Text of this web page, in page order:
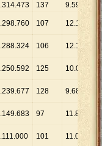
.314.473 137 9.595
.298.760 107 12.138
.288.324 106 12.154
.250.592 125 10.005
.239.677 128 9.685
.149.683 97 11.852
.111.000 101 11.000